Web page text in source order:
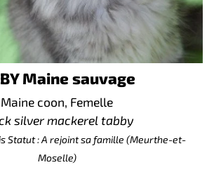
Maine sauvage
Maine coon, Femelle
silver mackerel tabby
Statut : A rejoint sa famille (Meurthe-et-
Moselle)